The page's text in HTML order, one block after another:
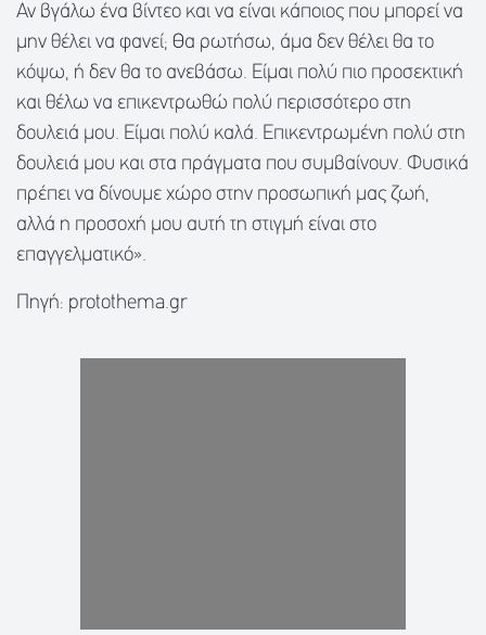
Αν βγάλω ένα βίντεο και να είναι κάποιος που μπορεί να
μην θέλει να φανεί; Θα ρωτήσω, άμα δεν θέλει θα το
κόψω, ή δεν θα το ανεβάσω. Είμαι πολύ πιο προσεκτική
και θέλω να επικεντρωθώ πολύ περισσότερο στη
δουλειά μου. Είμαι πολύ καλά. Επικεντρωμένη πολύ στη
δουλειά μου και στα πράγματα που συμβαίνουν. Φυσικά
πρέπει να δίνουμε χώρο στην προσωπική μας ζωή,
αλλά η προσοχή μου αυτή τη στιγμή είναι στο
επαγγελματικό».
Πηγή: protothema.gr